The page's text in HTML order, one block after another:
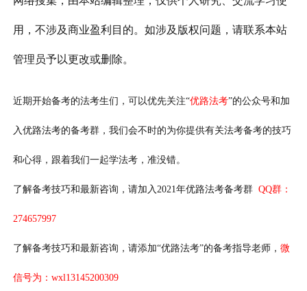
用，不涉及商业盈利目的。如涉及版权问题，请联系本站
管理员予以更改或删除。
近期开始备考的法考生们，可以优先关注“优路法考”的公众号和加
入优路法考的备考群，我们会不时的为你提供有关法考备考的技巧
和心得，跟着我们一起学法考，准没错。
了解备考技巧和最新咨询，请加入2021年优路法考备考群 QQ群：
274657997
了解备考技巧和最新咨询，请添加“优路法考”的备考指导老师，微
信号为：wxl13145200309